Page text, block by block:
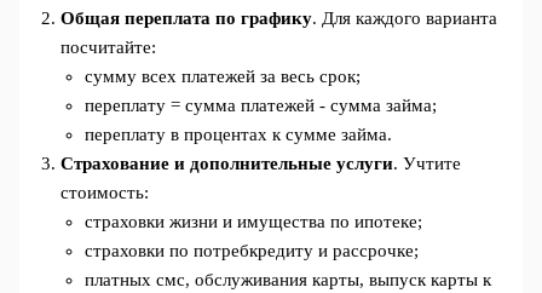
Общая переплата по графику. Для каждого варианта
посчитайте:
сумму всех платежей за весь срок;
переплату = сумма платежей - сумма займа;
переплату в процентах к сумме займа.
Страхование и дополнительные услуги. Учтите
стоимость:
страховки жизни и имущества по ипотеке;
страховки по потребкредиту и рассрочке;
платных смс, обслуживания карты, выпуск карты к